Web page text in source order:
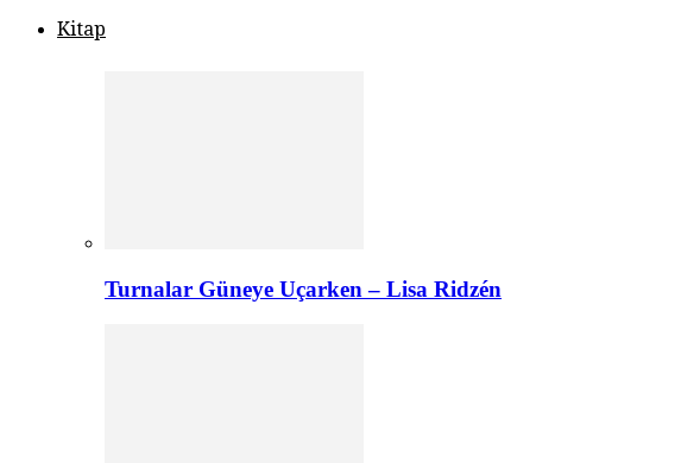
Kitap
Turnalar Güneye Uçarken – Lisa Ridzén